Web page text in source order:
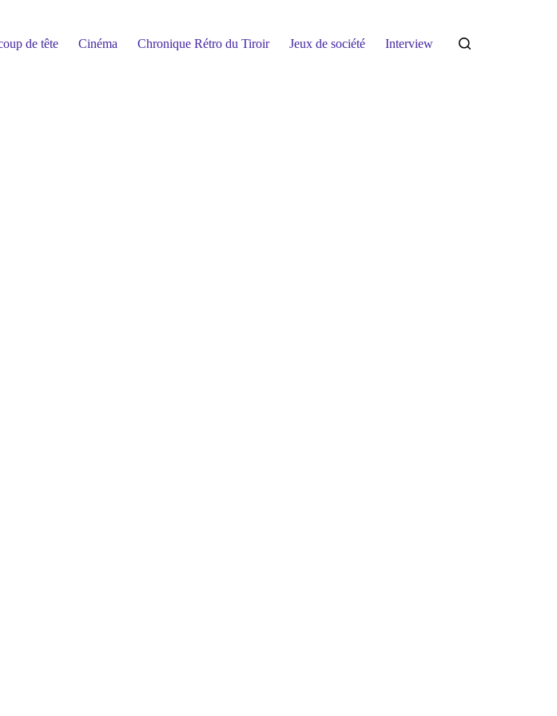
de tête Cinéma Chronique Rétro du Tiroir Jeux de société Interview